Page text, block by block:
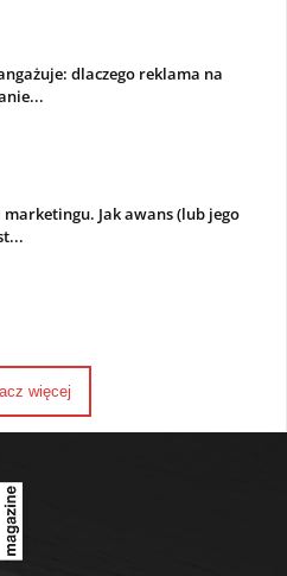
dlaczego reklama na
Jak awans (lub jego
więcej